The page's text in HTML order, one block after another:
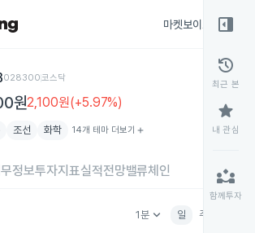
마켓보이스
028300코스닥
원2,100원(+5.97%)
조선 화학 14개 테마 더보기 add
정보투자지표실적전망밸류체인
1분keyboard_arrow_down 일 주
right_panel_open
history
최근 본
star
내 관심
partner_exchange
함께투자